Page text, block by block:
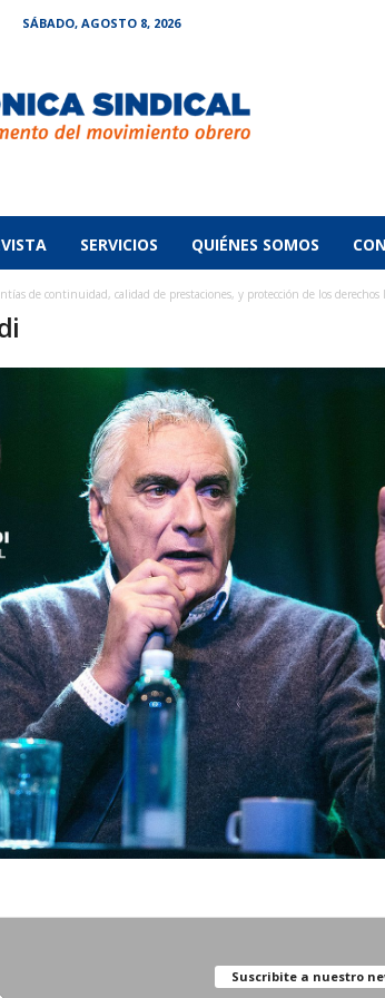
SÁBADO, AGOSTO 8, 2026
SERVICIOS QUIÉNES SOMOS
de continuidad, calidad de prestaciones, y protección de los derechos
Suscribite a nuestro